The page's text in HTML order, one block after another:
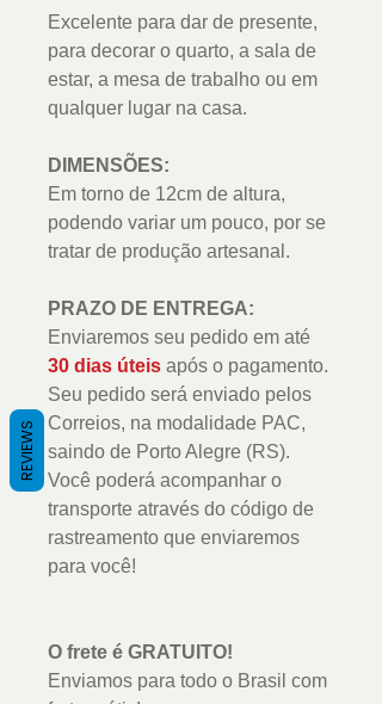
Excelente para dar de presente,
para decorar o quarto, a sala de
estar, a mesa de trabalho ou em
qualquer lugar na casa.
DIMENSÕES:
Em torno de 12cm de altura,
podendo variar um pouco, por se
tratar de produção artesanal.
PRAZO DE ENTREGA:
Enviaremos seu pedido em até
30 dias úteis após o pagamento.
Seu pedido será enviado pelos
Correios, na modalidade PAC,
saindo de Porto Alegre (RS).
Você poderá acompanhar o
transporte através do código de
rastreamento que enviaremos
para você!
O frete é GRATUITO!
Enviamos para todo o Brasil com
REVIEWS